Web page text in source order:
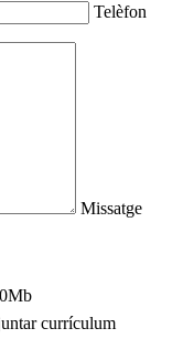
Telèfon
Missatge
currículum